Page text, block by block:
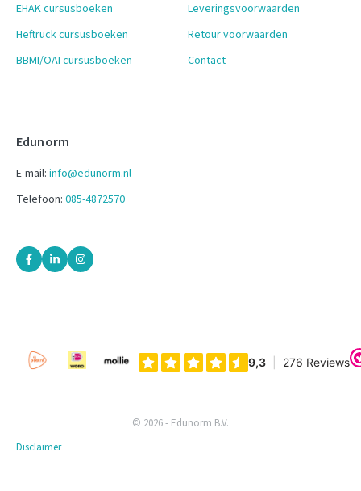
EHAK cursusboeken
Heftruck cursusboeken
BBMI/OAI cursusboeken
Leveringsvoorwaarden
Retour voorwaarden
Contact
Edunorm
E-mail: info@edunorm.nl
Telefoon: 085-4872570
© 2026 - Edunorm B.V.
Disclaimer